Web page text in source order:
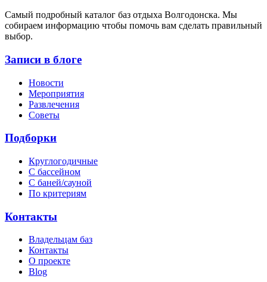
Cамый подробный каталог баз отдыха Волгодонска. Мы
собираем информацию чтобы помочь вам сделать правильный
выбор.
Записи в блоге
Новости
Мероприятия
Развлечения
Советы
Подборки
Круглогодичные
С бассейном
С баней/сауной
По критериям
Контакты
Владельцам баз
Контакты
О проекте
Blog